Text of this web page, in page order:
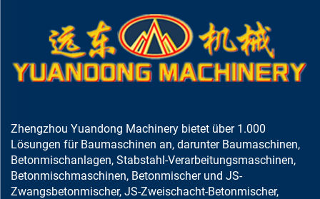
Zhengzhou Yuandong Machinery bietet über 1.000
Lösungen für Baumaschinen an, darunter Baumaschinen,
Betonmischanlagen, Stabstahl-Verarbeitungsmaschinen,
Betonmischmaschinen, Betonmischer und JS-
Zwangsbetonmischer, JS-Zweischacht-Betonmischer,